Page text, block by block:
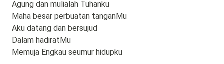
Agung dan mulialah Tuhanku
Maha besar perbuatan tanganMu
Aku datang dan bersujud
Dalam hadiratMu
Memuja Engkau seumur hidupku